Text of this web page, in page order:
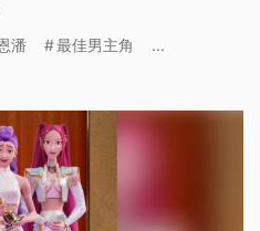
潘 最佳男主角 ...